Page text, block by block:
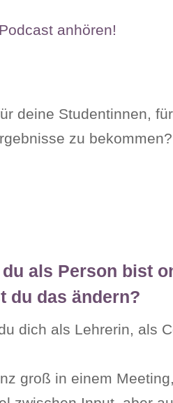
anhören!
deine Studentinnen,
zu bekommen?
als Person bist
du das ändern?
dich als Lehrerin, als
groß in einem